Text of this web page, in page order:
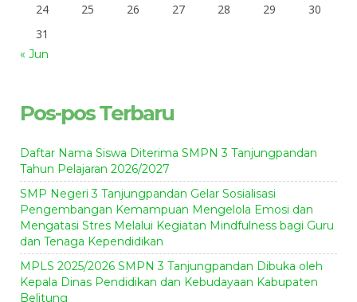
24
25 26 27 28 29
30
31
« Jun
Pos-pos Terbaru
Daftar Nama Siswa Diterima SMPN 3 Tanjungpandan
Tahun Pelajaran 2026/2027
SMP Negeri 3 Tanjungpandan Gelar Sosialisasi
Pengembangan Kemampuan Mengelola Emosi dan
Mengatasi Stres Melalui Kegiatan Mindfulness bagi Guru
dan Tenaga Kependidikan
MPLS 2025/2026 SMPN 3 Tanjungpandan Dibuka oleh
Kepala Dinas Pendidikan dan Kebudayaan Kabupaten
Belitung